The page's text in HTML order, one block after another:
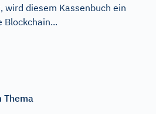
wird diesem Kassenbuch ein
Blockchain...
Thema